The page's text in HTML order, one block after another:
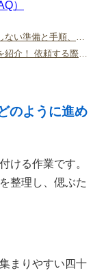
）
【遺品整理は何から始める？】失敗しない準備と手順、注意点、業者選びのポイント
みよし市で利用できる遺品整理業者を紹介！ 依頼する際の注意点も！
のように進め
ける作業です。
整理し、偲ぶた
まりやすい四十